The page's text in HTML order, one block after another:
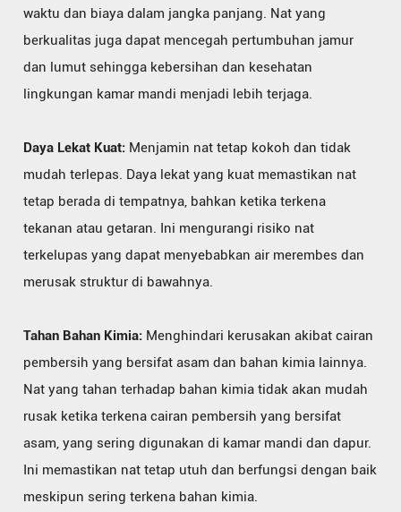
waktu dan biaya dalam jangka panjang. Nat yang
berkualitas juga dapat mencegah pertumbuhan jamur
dan lumut sehingga kebersihan dan kesehatan
lingkungan kamar mandi menjadi lebih terjaga.
Daya Lekat Kuat: Menjamin nat tetap kokoh dan tidak
mudah terlepas. Daya lekat yang kuat memastikan nat
tetap berada di tempatnya, bahkan ketika terkena
tekanan atau getaran. Ini mengurangi risiko nat
terkelupas yang dapat menyebabkan air merembes dan
merusak struktur di bawahnya.
Tahan Bahan Kimia: Menghindari kerusakan akibat cairan
pembersih yang bersifat asam dan bahan kimia lainnya.
Nat yang tahan terhadap bahan kimia tidak akan mudah
rusak ketika terkena cairan pembersih yang bersifat
asam, yang sering digunakan di kamar mandi dan dapur.
Ini memastikan nat tetap utuh dan berfungsi dengan baik
meskipun sering terkena bahan kimia.